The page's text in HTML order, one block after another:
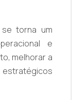
torna um
e
melhorar a